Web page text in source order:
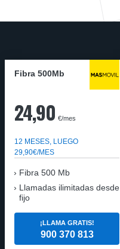
Fibra 500Mb
24,90 €/mes
12 MESES, LUEGO
29,90€/MES
Fibra 500 Mb
Llamadas ilimitadas desde
fijo
¡LLAMA GRATIS!
900 370 813